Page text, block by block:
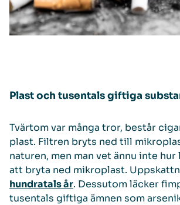
Plast och tusentals giftiga
Tvärtom var många tror, består
plast. Filtren bryts ned till
naturen, men man vet ännu inte
att bryta ned mikroplast.
hundratals år. Dessutom läcker
tusentals giftiga ämnen som